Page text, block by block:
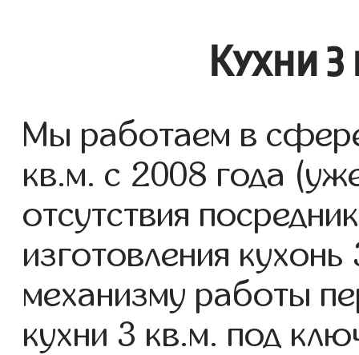
Кухни
Мы работаем в
кв.м. с 2008 года
отсутствия
изготовления
механизму работы
кухни 3 кв.м. под